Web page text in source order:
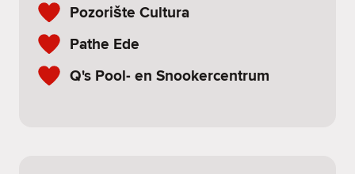
Pozorište Cultura
Pathe Ede
Q's Pool- en Snookercentrum